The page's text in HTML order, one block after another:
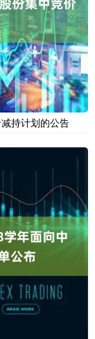
持计划的公告